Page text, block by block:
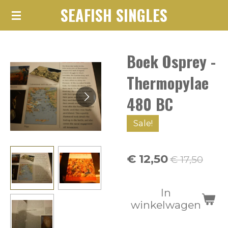
Ga
hoofdinhoud
SEAFISH SINGLES
Boek Osprey -
Thermopylae
480 BC
Sale!
€ 12,50€ 17,50
In
winkelwagen